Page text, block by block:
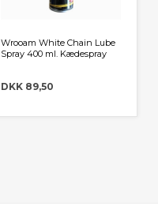
Wrooam White Chain Lube
Spray 400 ml. Kædespray
DKK 89,50